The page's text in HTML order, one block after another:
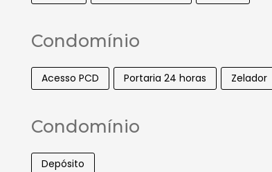
Condomínio
Acesso PCD Portaria 24 horas Zelador
Condomínio
Depósito